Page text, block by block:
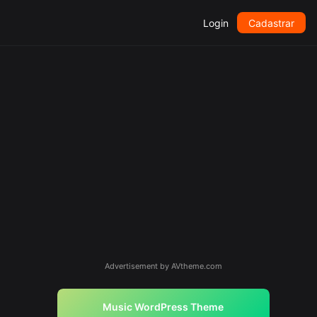
Login Cadastrar
Advertisement by AVtheme.com
Music WordPress Theme